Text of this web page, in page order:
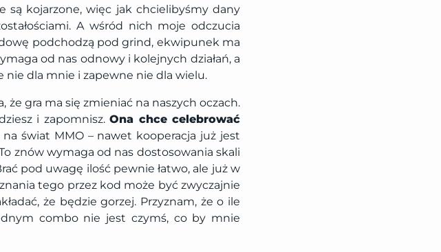
są kojarzone, więc jak chcielibyśmy dany
A wśród nich moje odczucia
podchodzą pod grind, ekwipunek ma
od nas odnowy i kolejnych działań, a
nie dla mnie i zapewne nie dla wielu.
że gra ma się zmieniać na naszych oczach.
i zapomnisz.Ona chce celebrować
na świat MMO – nawet kooperacja już jest
znów wymaga od nas dostosowania skali
pod uwagę ilość pewnie łatwo, ale już w
tego przez kod może być zwyczajnie
że będzie gorzej. Przyznam, że o ile
combo nie jest czymś, co by mnie